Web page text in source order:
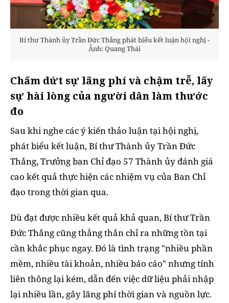
Bí thư Thành ủy Trần Đức Thắng phát biểu kết luận hội nghị -
Ảnh: Quang Thái
Chấm dứt sự lãng phí và chậm trễ, lấy
sự hài lòng của người dân làm thước
đo
Sau khi nghe các ý kiến thảo luận tại hội nghị,
phát biểu kết luận, Bí thư Thành ủy Trần Đức
Thắng, Trưởng ban Chỉ đạo 57 Thành ủy đánh giá
cao kết quả thực hiện các nhiệm vụ của Ban Chỉ
đạo trong thời gian qua.
Dù đạt được nhiều kết quả khả quan, Bí thư Trần
Đức Thắng cũng thẳng thắn chỉ ra những tồn tại
cần khắc phục ngay. Đó là tình trạng "nhiều phần
mềm, nhiều tài khoản, nhiều báo cáo" nhưng tính
liên thông lại kém, dẫn đến việc dữ liệu phải nhập
lại nhiều lần, gây lãng phí thời gian và nguồn lực.